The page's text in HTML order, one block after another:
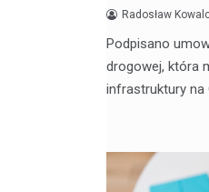
Radosław
Podpisano
drogowej, która
infrastruktury na